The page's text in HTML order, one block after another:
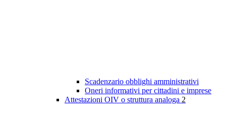
Scadenzario obblighi amministrativi
Oneri informativi per cittadini e imprese
Attestazioni OIV o struttura analoga 2